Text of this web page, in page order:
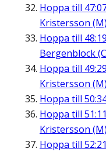
Hoppa till
Kristersson (M)
Hoppa till 48:19
Bergenblock
Hoppa till 49:29
Kristersson (M)
Hoppa till
Hoppa till 51:11
Kristersson (M)
Hoppa till 52:21